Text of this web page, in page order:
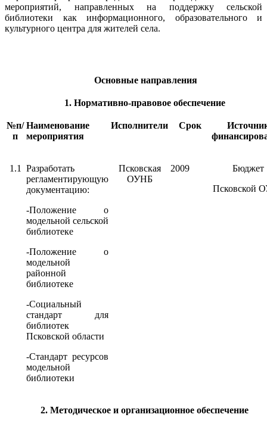
мероприятий, направленных на поддержку сельской
библиотеки как информационного, образовательного и
культурного центра для жителей села.
Основные направления
1. Нормативно-правовое обеспечение
№п/
п
Наименование
мероприятия
Исполнители Срок
1.1
Разработать
регламентирующую
документацию:
-Положение о
модельной сельской
библиотеке
-Положение о
модельной
районной
библиотеке
-Социальный
стандарт для
библиотек
Псковской области
-Стандарт ресурсов
модельной
библиотеки
Псковская
ОУНБ
2009
Бюджет
Псковской
2. Методическое и организационное обеспечение